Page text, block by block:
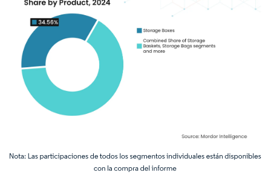
Imagen © Mordor Intelligence. El uso requiere atribución según CC BY 4.0.